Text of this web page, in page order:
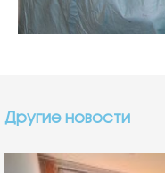
Другие новости